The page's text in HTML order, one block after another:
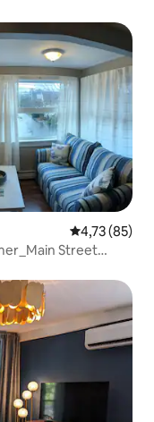
4,73 (85)
Street